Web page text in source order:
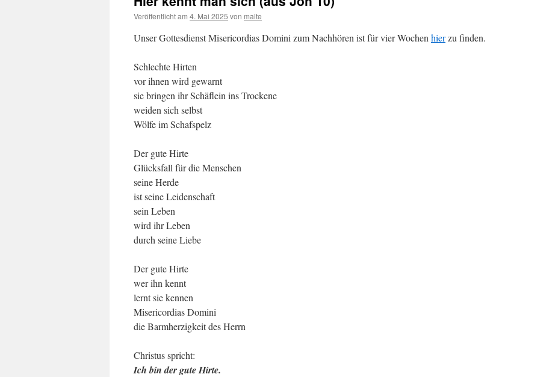
Veröffentlicht am 4. Mai 2025 von malte
Unser Gottesdienst Misericordias Domini zum Nachhören ist für vier Wochen hierzu finden.
Schlechte Hirten
vor ihnen wird gewarnt
sie bringen ihr Schäflein ins Trockene
weiden sich selbst
Wölfe im Schafspelz
Der gute Hirte
Glücksfall für die Menschen
seine Herde
ist seine Leidenschaft
sein Leben
wird ihr Leben
durch seine Liebe
Der gute Hirte
wer ihn kennt
lernt sie kennen
Misericordias Domini
die Barmherzigkeit des Herrn
Christus spricht:
Ich bin der gute Hirte.